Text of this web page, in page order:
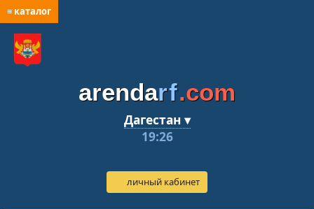
≡ каталог
arendarf.com
Дагестан ▾
19:26
личный кабинет